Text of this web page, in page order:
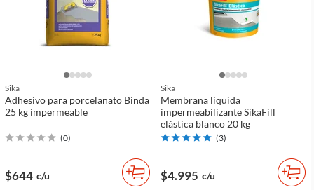
Sika
Adhesivo para porcelanato Binda
25 kg impermeable
(0)
$644 c/u
Sika
Membrana líquida
impermeabilizante SikaFill
elástica blanco 20 kg
(3)
$4.995 c/u